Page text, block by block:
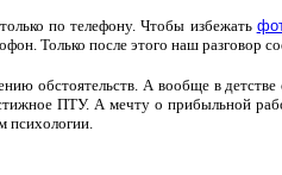
по телефону. Чтобы избежать
Только после этого наш разговор
обстоятельств. А вообще в
ПТУ. А мечту о прибыльной
психологии.